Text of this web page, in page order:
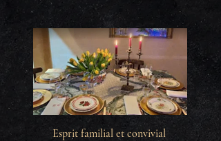
Esprit familial et convivial